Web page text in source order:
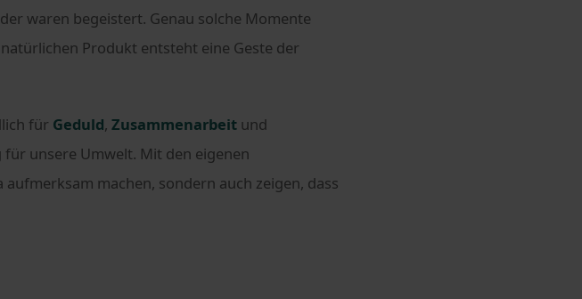
waren begeistert. Genau solche Momente
Produkt entsteht eine Geste der
für Geduld, Zusammenarbeit und
unsere Umwelt. Mit den eigenen
machen, sondern auch zeigen, dass